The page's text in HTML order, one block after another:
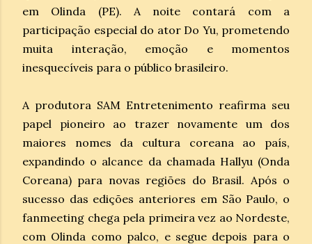
em Olinda (PE). A noite contará com a
participação especial do ator Do Yu, prometendo
muita interação, emoção e momentos
inesquecíveis para o público brasileiro.
A produtora SAM Entretenimento reafirma seu
papel pioneiro ao trazer novamente um dos
maiores nomes da cultura coreana ao país,
expandindo o alcance da chamada Hallyu (Onda
Coreana) para novas regiões do Brasil. Após o
sucesso das edições anteriores em São Paulo, o
fanmeeting chega pela primeira vez ao Nordeste,
com Olinda como palco, e segue depois para o